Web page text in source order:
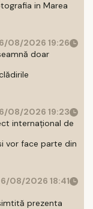
in Marea
08/2026 19:26
doar
08/2026 19:23
internațional de
vor face parte din
08/2026 18:41
prezenta